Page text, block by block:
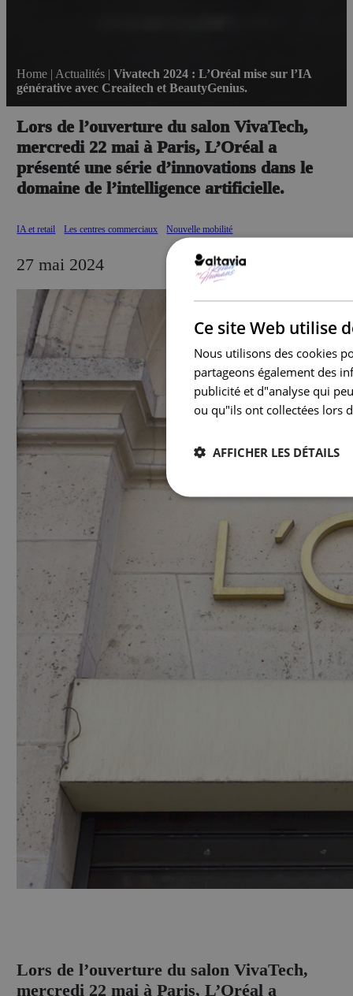
Home | Actualités |Vivatech 2024 : L’Oréal mise sur l’IA
générative avec Creaitech et BeautyGenius.
Lors de l’ouverture du salon VivaTech,
mercredi 22 mai à Paris, L’Oréal a
présenté une série d’innovations dans le
domaine de l’intelligence artificielle.
IA et retail Les centres commerciaux Nouvelle mobilité
27 mai 2024
Lors de l’ouverture du salon VivaTech,
mercredi 22 mai à Paris, L’Oréal a
Ce site Web utilise
Nous utilisons des cookies
partageons également des
publicité et d"analyse qui
ou qu"ils ont collectées lors
AFFICHER LES DÉTAILS